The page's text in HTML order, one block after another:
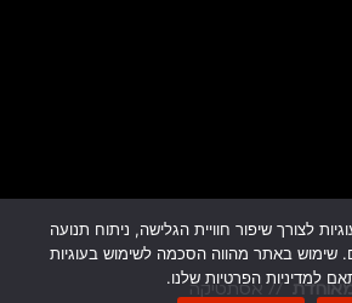
// אסתטיקה
לצורך שיפור חוויית הגלישה, ניתוח תנועה
שימוש באתר מהווה הסכמה לשימוש בעוגיות
למדיניות הפרטיות שלנו.